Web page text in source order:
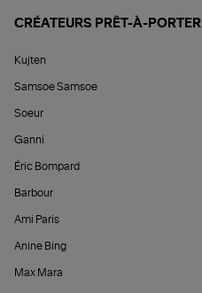
CRÉATEURS PRÊT-À-PORTER
Kujten
Samsoe Samsoe
Soeur
Ganni
Éric Bompard
Barbour
Ami Paris
Anine Bing
Max Mara